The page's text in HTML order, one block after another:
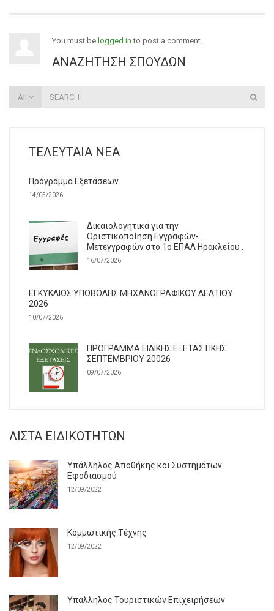
You must be logged in to post a comment.
ΑΝΑΖΉΤΗΣΗ ΣΠΟΥΔΏΝ
All
ΤΕΛΕΥΤΑΊΑ ΝΈΑ
Πρόγραμμα Εξετάσεων
14/05/2026
Δικαιολογητικά για την
Οριστικοποίηση Εγγραφών-
Μετεγγραφών στο 1ο ΕΠΑΛ Ηρακλείου .
16/07/2026
ΕΓΚΥΚΛΙΟΣ ΥΠΟΒΟΛΗΣ ΜΗΧΑΝΟΓΡΑΦΙΚΟΥ ΔΕΛΤΙΟΥ
2026
10/07/2026
ΠΡΟΓΡΑΜΜΑ ΕΙΔΙΚΗΣ ΕΞΕΤΑΣΤΙΚΗΣ
ΣΕΠΤΕΜΒΡΙΟΥ 20026
09/07/2026
ΛΊΣΤΑ ΕΙΔΙΚΟΤΉΤΩΝ
Υπάλληλος Αποθήκης και Συστημάτων
Εφοδιασμού
12/09/2022
Κομμωτικής Τέχνης
12/09/2022
Υπάλληλος Τουριστικών Επιχειρήσεων